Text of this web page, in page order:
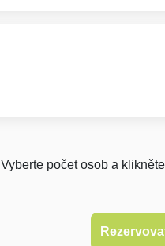
Vyberte počet osob a